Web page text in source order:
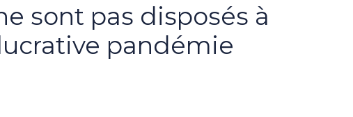
sont pas disposés à
pandémie